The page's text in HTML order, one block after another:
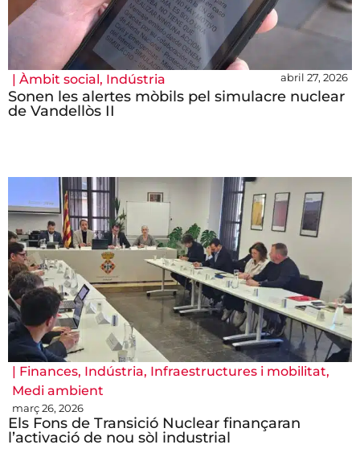
| Àmbit social, Indústria abril 27, 2026
Sonen les alertes mòbils pel simulacre nuclear
de Vandellòs II
| Finances, Indústria, Infraestructures i mobilitat,
Medi ambient
març 26, 2026
Els Fons de Transició Nuclear finançaran
l’activació de nou sòl industrial